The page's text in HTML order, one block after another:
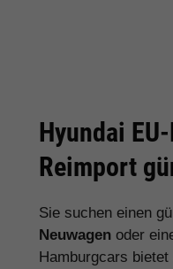
Hyundai
Reimport
Sie suchen einen
Neuwagen oder
Hamburgcars